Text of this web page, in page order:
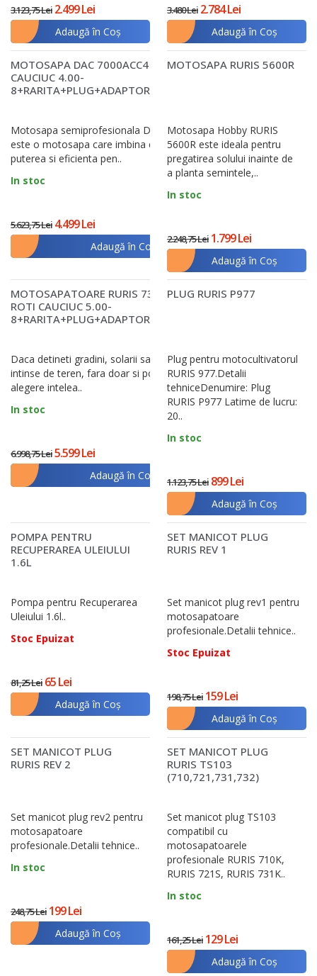
3.123,75 Lei 2.499 Lei
Adaugă în Coş
3.480 Lei 2.784 Lei
Adaugă în Coş
MOTOSAPA DAC 7000ACC4 + ROTI
CAUCIUC 4.00-
8+RARITA+PLUG+ADAPTOR+DISPOZITIV
Motosapa semiprofesionala DAC 7000ACC
este o motosapa care imbina cu succes
puterea si eficienta pen..
In stoc
5.623,75 Lei 4.499 Lei
Adaugă în Coş
MOTOSAPA RURIS 5600R
Motosapa Hobby RURIS
5600R este ideala pentru
pregatirea solului inainte de
a planta semintele,..
In stoc
2.248,75 Lei 1.799 Lei
Adaugă în Coş
MOTOSAPATOARE RURIS 731ACC3 +
ROTI CAUCIUC 5.00-
8+RARITA+PLUG+ADAPTOR+DISPOZITI..
Daca detineti gradini, solarii sau suprafete
intinse de teren, fara doar si poate, o
alegere intelea..
In stoc
6.998,75 Lei5.599 Lei
Adaugă în Coş
PLUG RURIS P977
Plug pentru motocultivatorul
RURIS 977.Detalii
tehniceDenumire: Plug
RURIS P977 Latime de lucru:
20..
In stoc
1.123,75 Lei 899 Lei
Adaugă în Coş
POMPA PENTRU
RECUPERAREA ULEIULUI
1.6L
Pompa pentru Recuperarea
Uleiului 1.6l..
Stoc Epuizat
81,25 Lei 65 Lei
Adaugă în Coş
SET MANICOT PLUG
RURIS REV 1
Set manicot plug rev1 pentru
motosapatoare
profesionale.Detalii tehnice..
Stoc Epuizat
198,75 Lei 159 Lei
Adaugă în Coş
SET MANICOT PLUG
RURIS REV 2
Set manicot plug rev2 pentru
motosapatoare
profesionale.Detalii tehnice..
In stoc
248,75 Lei 199 Lei
Adaugă în Coş
SET MANICOT PLUG
RURIS TS103
(710,721,731,732)
Set manicot plug TS103
compatibil cu
motosapatoarele
profesionale RURIS 710K,
RURIS 721S, RURIS 731K..
In stoc
161,25 Lei 129 Lei
Adaugă în Coş